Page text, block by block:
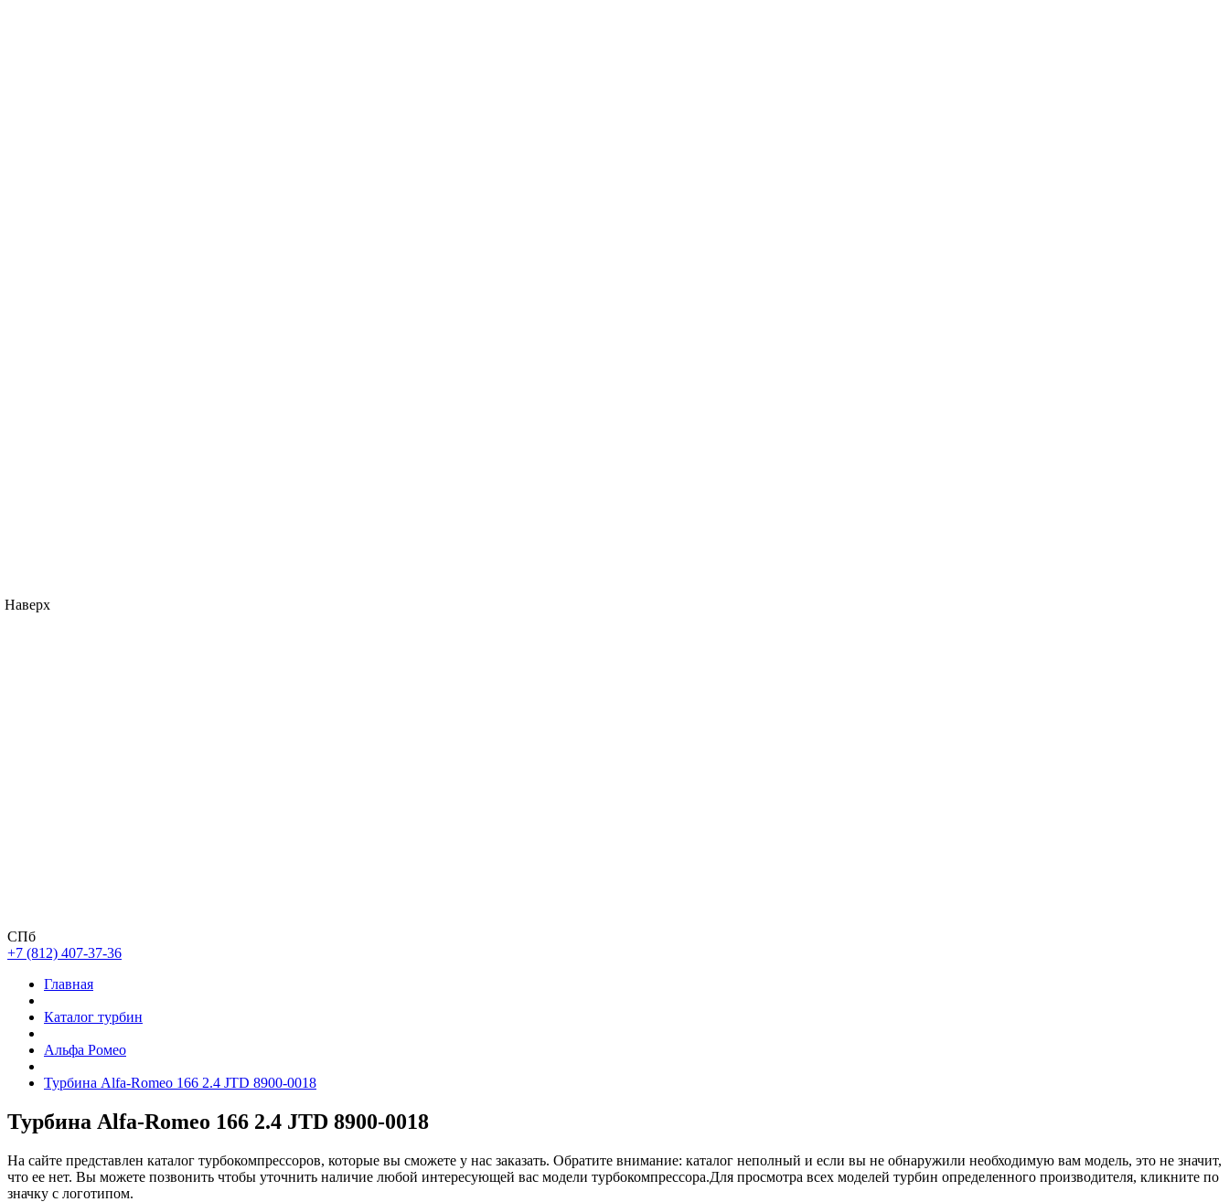
СПб
+7 (812) 407-37-36
Главная
Каталог турбин
Альфа Ромео
Турбина Alfa-Romeo 166 2.4 JTD 8900-0018
Турбина Alfa-Romeo 166 2.4 JTD 8900-0018
На сайте представлен каталог турбокомпрессоров, которые вы сможете у нас заказать. Обратите внимание: каталог неполный и если вы не обнаружили необходимую вам модель, это не значит,
что ее нет. Вы можете позвонить чтобы уточнить наличие любой интересующей вас модели турбокомпрессора.Для просмотра всех моделей турбин определенного производителя, кликните по
значку с логотипом.
Наверх